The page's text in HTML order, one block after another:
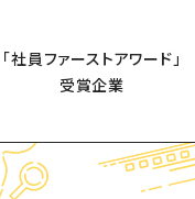
「社員ファーストアワード」
受賞企業